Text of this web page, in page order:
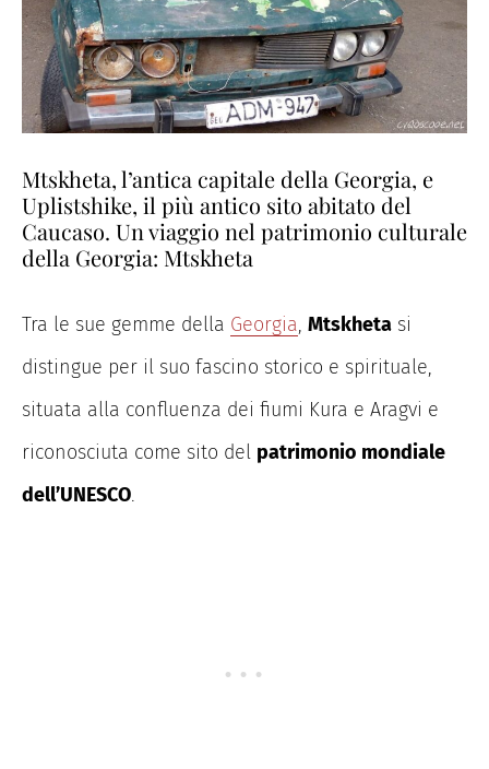
Mtskheta, l’antica capitale della Georgia, e
Uplistshike, il più antico sito abitato del
Caucaso. Un viaggio nel patrimonio culturale
della Georgia: Mtskheta
Tra le sue gemme della Georgia, Mtskheta si
distingue per il suo fascino storico e spirituale,
situata alla confluenza dei fiumi Kura e Aragvi e
riconosciuta come sito del patrimonio mondiale
dell’UNESCO.